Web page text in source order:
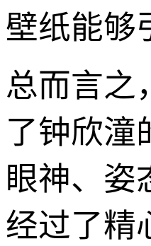
壁纸能够
总而言之
了钟欣潼
眼神、姿
经过了精